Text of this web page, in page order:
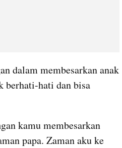
dalam membesarkan anak
berhati-hati dan bisa
kamu membesarkan
papa. Zaman aku ke